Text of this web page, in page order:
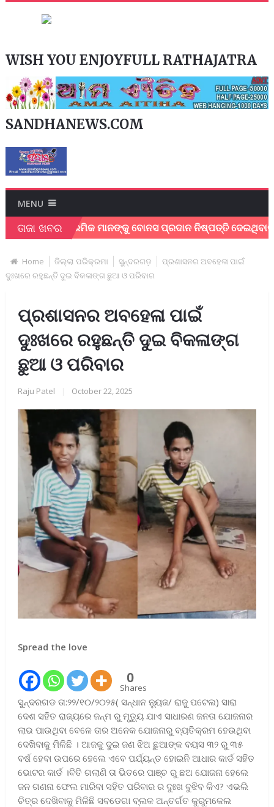
WISH YOU ENJOYFULL RATHAJATRA
SANDHANEWS.COM
MENU
ତାଜା ଖବରଶ୍ରମିକ ମାନଙ୍କୁ ବୋନସ ପ୍ରଦାନ ନିଷ୍ପତ୍ତି ଦେଇଥିବାରୁ
Home ଜିଲ୍ଲା ପରିକ୍ରମା ସୁନ୍ଦରଗଡ଼
ପ୍ରଶାସନର ଅବହେଳା ପାଇଁ
ଦୁଃଖରେ ରହୁଛନ୍ତି ଦୁଇ ବିକଳାଙ୍ଗ ଛୁଆ ଓ ପରିବାର
ପ୍ରଶାସନର ଅବହେଳା ପାଇଁ
ଦୁଃଖରେ ରହୁଛନ୍ତି ଦୁଇ ବିକଳାଙ୍ଗ
ଛୁଆ ଓ ପରିବାର
Raju Patel October 22, 2025
Spread the love
0
Shares
ସୁନ୍ଦରଗଡ ତା:୨୨/୧୦/୨୦୨୫( ସନ୍ଧାନ ନ୍ୟୁଜ/ ରାଜୁ ପଟେଲ) ସାରା
ଦେଶ ସହିତ ରାଜ୍ୟରେ ଜନ୍ମ ରୁ ମୃତ୍ୟୁ ଯାଏ ସାଧାରଣ ଜନତା ଯୋଜନାର
ଲାଭ ପାଉଥିବା ବେଳେ ତାର ଅନେକ ଯୋଜନାରୁ ବ୍ୟତିକ୍ରମ ହେଉଥିବା
ଦେଖିବାକୁ ମିଳିଛି । ଆଜକୁ ଦୁଇ ଜଣ ଝିଅ ଛୁଆଙ୍କ ବୟସ ୩୨ ରୁ ୩୫
ବର୍ଷ ହେବା ଉପରେ ହେଲେ ଏବେ ପର୍ଯ୍ୟନ୍ତ ହୋଇନି ଆଧାର କାର୍ଡ ସହିତ
ଭୋଟର କାର୍ଡ ।ବିତି ଗଲାଣି ତା ଭିତରେ ପାଞ୍ଚ ରୁ ଛଅ ଯୋଜନା ହେଲେ
ଜନ ଗଣନା ଫେଲ ମାରିବା ସହିତ ପରିବାର ର ଦୁଃଖ ବୁଝିବ କିଏ? ଏଭଲି
ଚିତ୍ର ଦେଖିବାକୁ ମିଳିଛି ସବଡେଗା ବ୍ଲକ ଅନ୍ତର୍ଗତ କୁରୁମକେଲ